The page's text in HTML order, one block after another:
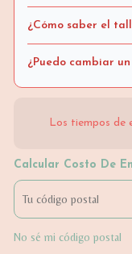
¿Cómo saber el
¿Puedo cambiar
Los tiempos de
Calcular Costo De
No sé mi código postal